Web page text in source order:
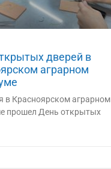
дверей в
аграрном
в Красноярском аграрном
прошел День открытых